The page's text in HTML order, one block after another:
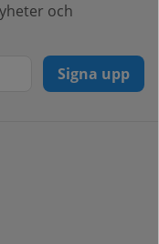
och
Signa upp